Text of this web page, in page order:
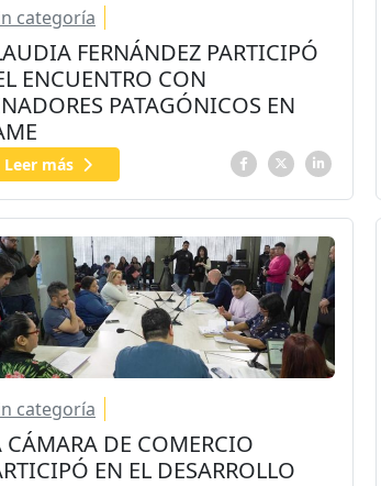
categoría
FERNÁNDEZ PARTICIPÓ
ENCUENTRO CON
PATAGÓNICOS EN
Leer más
categoría
CÁMARA DE COMERCIO
EN EL DESARROLLO